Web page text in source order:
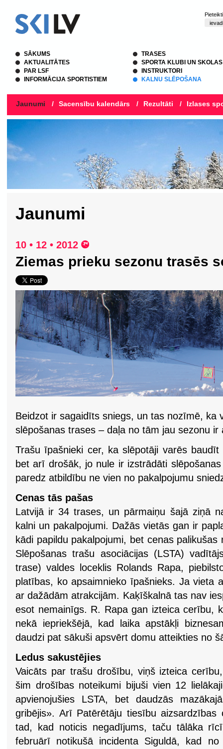
SĀKUMS
AKTUALITĀTES
PAR LSF
INFORMĀCIJA SPORTISTIEM
TRASES
SPORTA KLUBI UN SKOLAS
INSTRUKTORI
KALNU SLĒPOŠANA
Jaunumi / Sacensību kalendārs / Rezultāti / Izlases
Jaunumi
10 • 12 • 2012
Ziemas prieku sezonu trasēs
Beidzot ir sagaidīts sniegs, un tas nozīmē, ka
slēpošanas trases – daļa no tām jau sezonu ir
Trašu īpašnieki cer, ka slēpotāji varēs
bet arī drošāk, jo nule ir izstrādāti
paredz atbildību ne vien no pakalpojumu
Cenas tās pašas
Latvijā ir 34 trases, un pārmaiņu šajā ziņā
kalni un pakalpojumi. Dažās vietās gan ir
kādi papildu pakalpojumi, bet cenas
Slēpošanas trašu asociācijas (LSTA)
trase) valdes loceklis Rolands Rapa,
platības, ko apsaimnieko īpašnieks. Ja vieta
ar dažādām atrakcijām. Kaķīškalnā tas nav
esot nemainīgs. R. Rapa gan izteica cerību,
nekā iepriekšējā, kad laika apstākļi
daudzi pat sākuši apsvērt domu atteikties no
Ledus sakustējies
Vaicāts par trašu drošību, viņš izteica
šim drošības noteikumi bijuši vien 12
apvienojušies LSTA, bet daudzās
gribējis». Arī Patērētāju tiesību aizsardzības
tad, kad noticis negadījums, taču tālāka
februārī notikušā incidenta Siguldā, kad